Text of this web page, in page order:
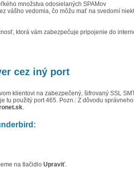
množstva odosielaných SPAMov
vášho vedomia, čo môžu mať na svedomí
ktorá vám zabezpečuje pripojenie do
cez iný port
klientovi na zabezpečený, šifrovaný SSL
tu použitý port 465. Pozn.: Z dôvodu správneho
.
na tlačidlo Upraviť.